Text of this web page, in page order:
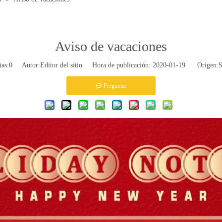
Aviso de vacaciones
0Autor:Editor del sitio Hora de publicación: 2020-01-19 Origen:
Preguntar